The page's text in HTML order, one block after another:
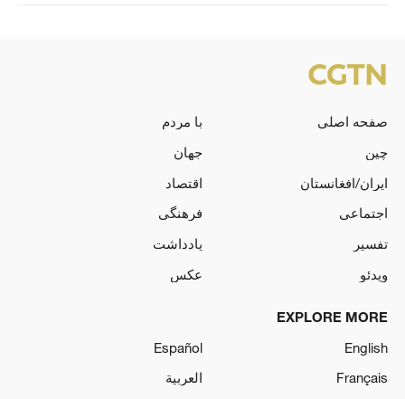
صفحه اصلی
با مردم
چین
جهان
ایران/افغانستان
اقتصاد
اجتماعی
فرهنگی
تفسیر
یادداشت
ویدئو
عکس
EXPLORE MORE
English
Español
Français
العربية